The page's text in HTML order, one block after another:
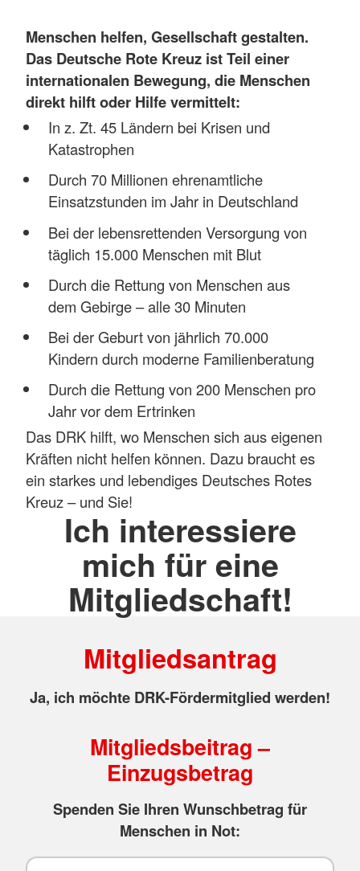
Menschen helfen, Gesellschaft gestalten.
Das Deutsche Rote Kreuz ist Teil einer
internationalen Bewegung, die Menschen
direkt hilft oder Hilfe vermittelt:
In z. Zt. 45 Ländern bei Krisen und
Katastrophen
Durch 70 Millionen ehrenamtliche
Einsatzstunden im Jahr in Deutschland
Bei der lebensrettenden Versorgung von
täglich 15.000 Menschen mit Blut
Durch die Rettung von Menschen aus
dem Gebirge – alle 30 Minuten
Bei der Geburt von jährlich 70.000
Kindern durch moderne Familienberatung
Durch die Rettung von 200 Menschen pro
Jahr vor dem Ertrinken
Das DRK hilft, wo Menschen sich aus eigenen
Kräften nicht helfen können. Dazu braucht es
ein starkes und lebendiges Deutsches Rotes
Kreuz – und Sie!
Ich interessiere
mich für eine
Mitgliedschaft!
Mitgliedsantrag
Ja, ich möchte DRK-Fördermitglied werden!
Mitgliedsbeitrag –
Einzugsbetrag
Spenden Sie Ihren Wunschbetrag für
Menschen in Not: